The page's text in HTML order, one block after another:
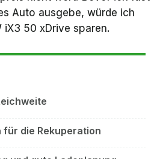
Auto ausgebe, würde ich
iX3 50 xDrive sparen.
für die Rekuperation